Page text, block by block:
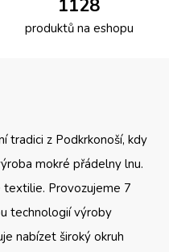
1128
produktů na eshopu
tradici z Podkrkonoší, kdy
mokré přádelny lnu.
Provozujeme 7
technologií výroby
nabízet široký okruh